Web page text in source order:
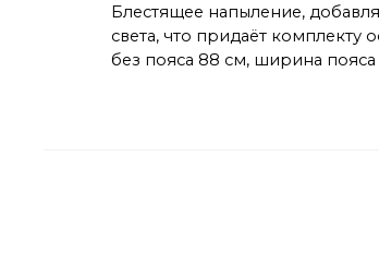
Блестящее напыление,
света, что придаёт
без пояса 88 см, ширина пояса